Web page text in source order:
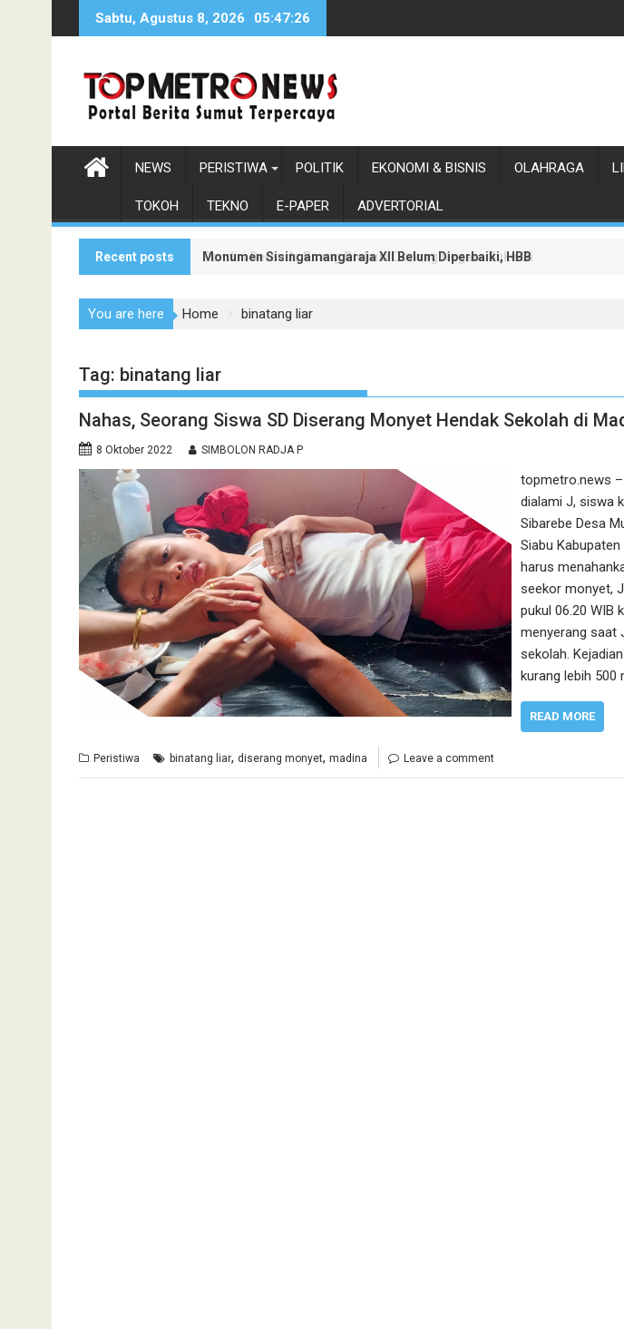
Sabtu, Agustus 8, 2026 05:47:27
NEWS PERISTIWA POLITIK EKONOMI & BISNIS OLAHRAGA
TOKOH TEKNO E-PAPER ADVERTORIAL
Recent posts Monumen Sisingamangaraja XII Belum Diperbaiki, HBB Ajak Orang
Pendiri Beranda Ruang Diskusi Dorong Negara Buka Dialog dalam
You are here Home binatang liar
Tag: binatang liar
Nahas, Seorang Siswa SD Diserang Monyet Hendak Sekolah di
8 Oktober 2022 SIMBOLON RADJA P
topmetro.news
dialami J, siswa
Sibarebe Desa
Siabu
harus
seekor monyet,
pukul 06.20 WIB
menyerang saat
sekolah.
kurang lebih 500
READ MORE
Peristiwa binatang liar, diserang monyet, madina Leave a comment